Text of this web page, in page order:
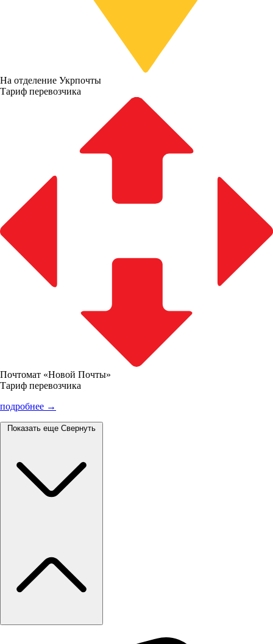
На отделение Укрпочты
Тариф перевозчика
Почтомат «Новой Почты»
Тариф перевозчика
подробнее →
Показать еще Свернуть